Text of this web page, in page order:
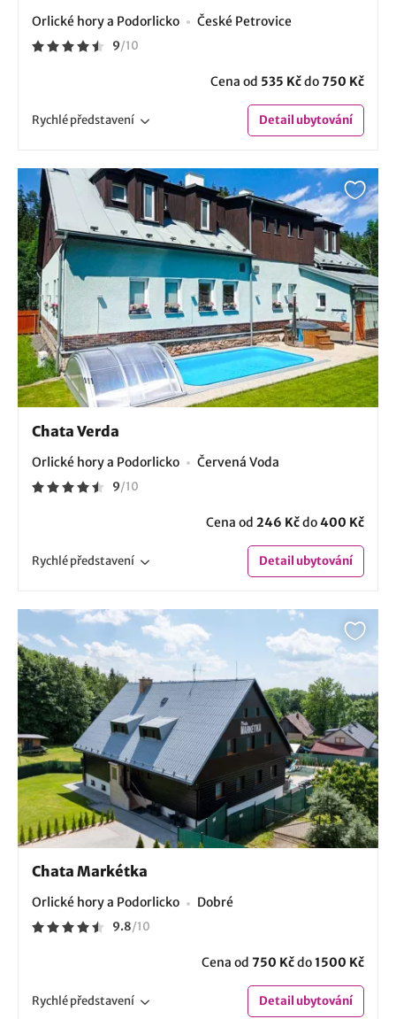
Orlické hory a Podorlicko České Petrovice
9/10
Cena od 535 Kčdo750 Kč
Rychlépředstavení Detailubytování
Chata Verda
Orlické hory a Podorlicko Červená Voda
9/10
Cena od 246 Kčdo400 Kč
Rychlépředstavení Detailubytování
Chata Markétka
Orlické hory a Podorlicko Dobré
9.8/10
Cena od 750 Kčdo1500 Kč
Rychlépředstavení Detailubytování